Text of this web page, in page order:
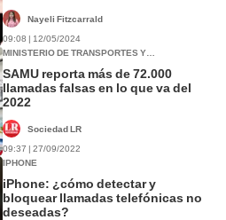
Nayeli Fitzcarrald
09:08 | 12/05/2024
MINISTERIO DE TRANSPORTES Y
COMUNICACIONES (MTC)
SAMU reporta más de 72.000
llamadas falsas en lo que va del
2022
Sociedad LR
09:37 | 27/09/2022
IPHONE
iPhone: ¿cómo detectar y
bloquear llamadas telefónicas no
deseadas?